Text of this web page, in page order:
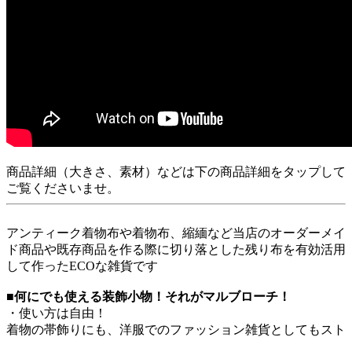
商品詳細（大きさ、素材）などは下の商品詳細をタップして
ご覧くださいませ。
アンティーク着物布や着物布、縮緬など当店のオーダーメイ
ド商品や既存商品を作る際に切り落とした残り布を有効活用
して作ったECOな雑貨です
■何にでも使える装飾小物！それがマルブローチ！
・使い方は自由！
着物の帯飾りにも、洋服でのファッション雑貨としてもスト